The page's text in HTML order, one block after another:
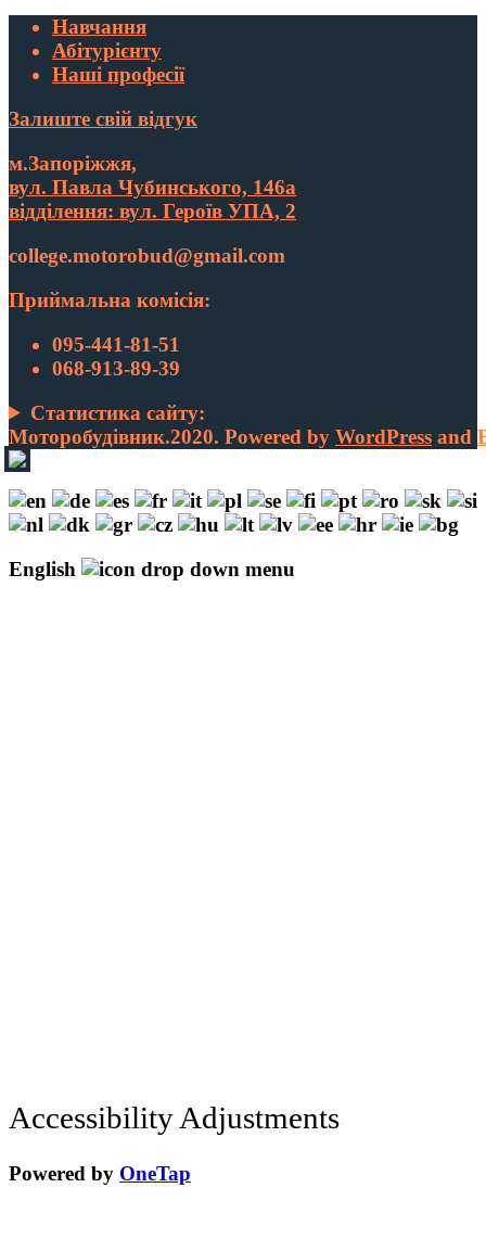
Навчання
Абітурієнту
Наші професії
Залиште свій відгук
м.Запоріжжя,
вул. Павла Чубинського, 146а
відділення: вул. Героїв УПА, 2
college.motorobud@gmail.com
Приймальна комісія:
095-441-81-51
068-913-89-39
Статистика сайту:
Моторобудівник.2020. Powered by WordPress and
English
Accessibility Adjustments
Powered by OneTap